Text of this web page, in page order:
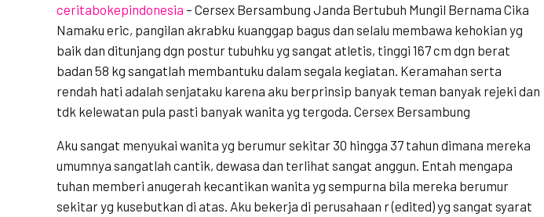
ceritabokepindonesia – Cersex Bersambung Janda Bertubuh Mungil Bernama Cika
Namaku eric, pangilan akrabku kuanggap bagus dan selalu membawa kehokian yg
baik dan ditunjang dgn postur tubuhku yg sangat atletis, tinggi 167 cm dgn berat
badan 58 kg sangatlah membantuku dalam segala kegiatan. Keramahan serta
rendah hati adalah senjataku karena aku berprinsip banyak teman banyak rejeki dan
tdk kelewatan pula pasti banyak wanita yg tergoda. Cersex Bersambung
Aku sangat menyukai wanita yg berumur sekitar 30 hingga 37 tahun dimana mereka
umumnya sangatlah cantik, dewasa dan terlihat sangat anggun. Entah mengapa
tuhan memberi anugerah kecantikan wanita yg sempurna bila mereka berumur
sekitar yg kusebutkan di atas. Aku bekerja di perusahaan r (edited) yg sangat syarat